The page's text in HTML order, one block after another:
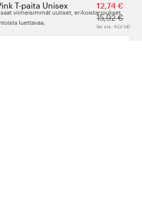
T-paita Unisex
12,74 €
15,92 €
(ei sis. ALV:tä)
viimeisimmät uutiset, erikoistarjoukset,
luettavaa.